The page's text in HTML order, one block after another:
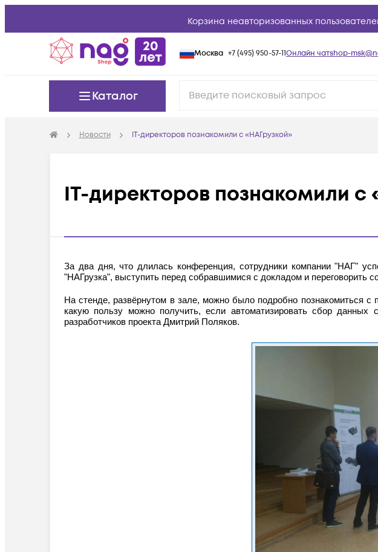
Корзина неавторизованных
Москва +7 (495) 950-57-11Онлайн чатshop-
Каталог
Новости IT-директоров познакомили с «НАГрузкой»
IT-директоров познакомили с
За два дня, что длилась конференция, сотрудники компании "НАГ"
"НАГрузка", выступить перед собравшимися с докладом и переговорить
На стенде, развёрнутом в зале, можно было подробно познакомиться
какую пользу можно получить, если автоматизировать сбор
разработчиков проекта Дмитрий Поляков.